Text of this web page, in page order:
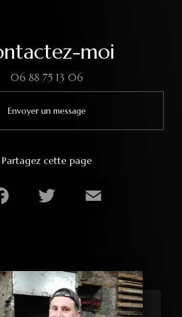
moi
06 88 75 13 06
Envoyer un message
Partagez cette page